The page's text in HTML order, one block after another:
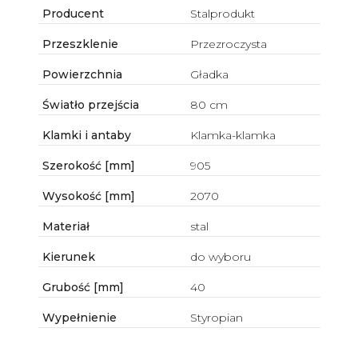
Producent Stalprodukt
Przeszklenie Przezroczysta
Powierzchnia Gładka
Światło przejścia 80 cm
Klamki i antaby Klamka-klamka
Szerokość [mm] 905
Wysokość [mm] 2070
Materiał stal
Kierunek do wyboru
Grubość [mm] 40
Wypełnienie Styropian